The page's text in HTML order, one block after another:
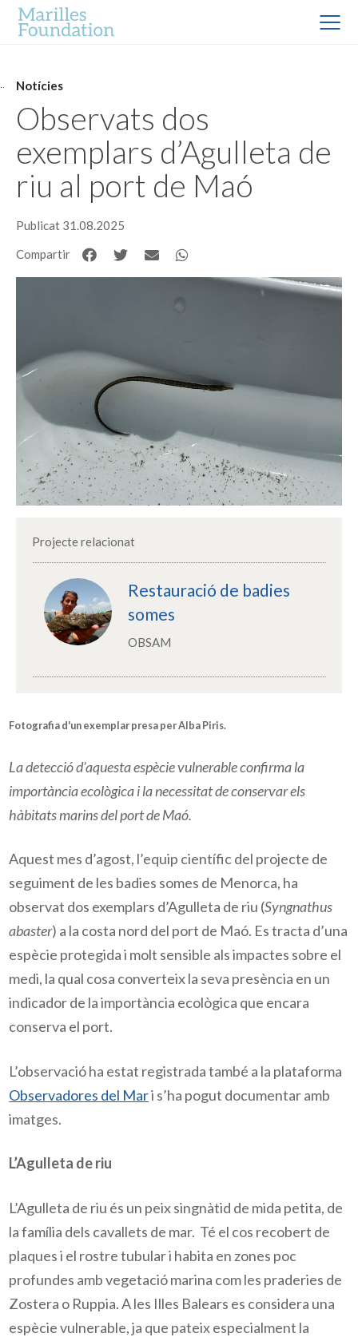
Notícies
Observats dos
exemplars d’Agulleta de
riu al port de Maó
Publicat 31.08.2025
Compartir
Projecte relacionat
Restauració de badies
somes
OBSAM
Fotografia d'un exemplar presa per Alba Piris.
La detecció d’aquesta espècie vulnerable confirma la
importància ecològica i la necessitat de conservar els
hàbitats marins del port de Maó.
Aquest mes d’agost, l’equip científic del projecte de
seguiment de les badies somes de Menorca, ha
observat dos exemplars d’Agulleta de riu (Syngnathus
abaster) a la costa nord del port de Maó. Es tracta d’una
espècie protegida i molt sensible als impactes sobre el
medi, la qual cosa converteix la seva presència en un
indicador de la importància ecològica que encara
conserva el port.
L’observació ha estat registrada també a la plataforma
Observadores del Mari s’ha pogut documentar amb
imatges.
L’Agulleta de riu
L’Agulleta de riu és un peix singnàtid de mida petita, de
la família dels cavallets de mar. Té el cos recobert de
plaques i el rostre tubular i habita en zones poc
profundes amb vegetació marina com les praderies de
Zostera o Ruppia. A les Illes Balears es considera una
espècie vulnerable, ja que pateix especialment la